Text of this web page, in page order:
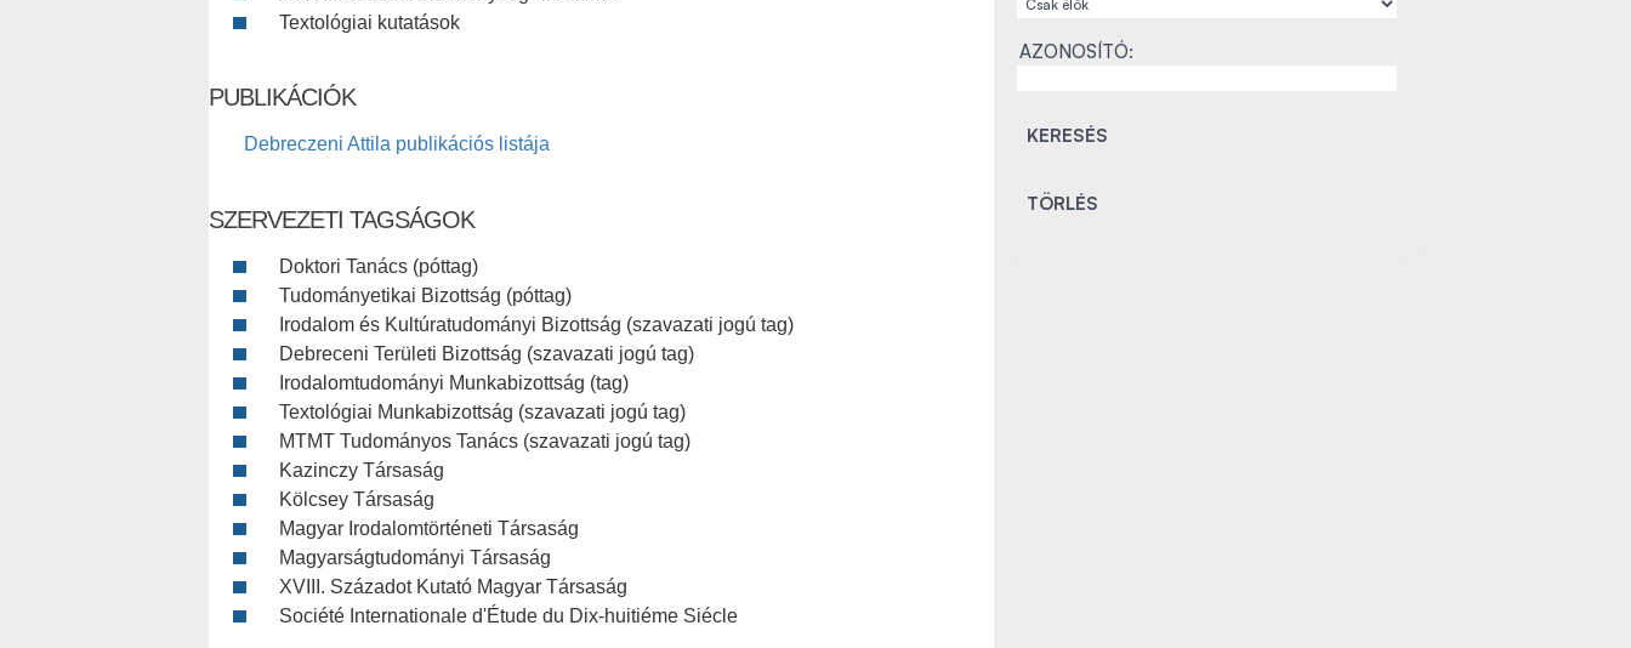
Textológiai kutatások
PUBLIKÁCIÓK
Debreczeni Attila publikációs listája
SZERVEZETI TAGSÁGOK
Doktori Tanács (póttag)
Tudományetikai Bizottság (póttag)
Irodalom és Kultúratudományi Bizottság (szavazati jogú tag)
Debreceni Területi Bizottság (szavazati jogú tag)
Irodalomtudományi Munkabizottság (tag)
Textológiai Munkabizottság (szavazati jogú tag)
MTMT Tudományos Tanács (szavazati jogú tag)
Kazinczy Társaság
Kölcsey Társaság
Magyar Irodalomtörténeti Társaság
Magyarságtudományi Társaság
XVIII. Századot Kutató Magyar Társaság
Société Internationale d'Étude du Dix-huitiéme Siécle
AZONOSÍTÓ: